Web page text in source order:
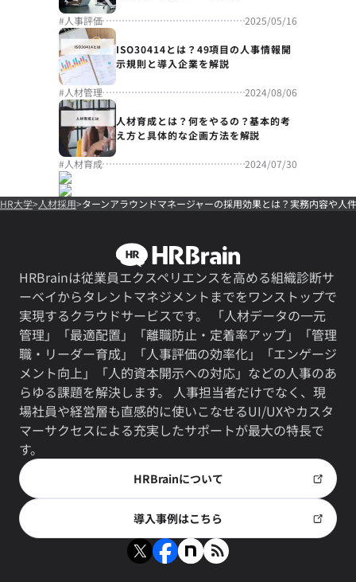
#人事評価 2025/05/16
ISO30414とは？49項目の人事情報開
示規則と導入企業を解説
#人材管理 2024/08/06
人材育成とは？何をやるの？基本的考
え方と具体的な企画方法を解説
#人材育成 2024/07/30
HR大学 人材採用 ターンアラウンドマネージャーの採用効果とは？実務内容や人
HRBrainは従業員エクスペリエンスを高める組織診断サ
ーベイからタレントマネジメントまでをワンストップで
実現するクラウドサービスです。 「人材データの一元
管理」「最適配置」「離職防止・定着率アップ」「管理
職・リーダー育成」「人事評価の効率化」「エンゲージ
メント向上」「人的資本開示への対応」などの人事のあ
らゆる課題を解決します。 人事担当者だけでなく、現
場社員や経営層も直感的に使いこなせるUI/UXやカスタ
マーサクセスによる充実したサポートが最大の特長で
す。
HRBrainについて
導入事例はこちら